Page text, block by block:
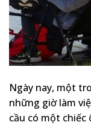
Ngày nay, một
những giờ làm
cầu có một chiếc